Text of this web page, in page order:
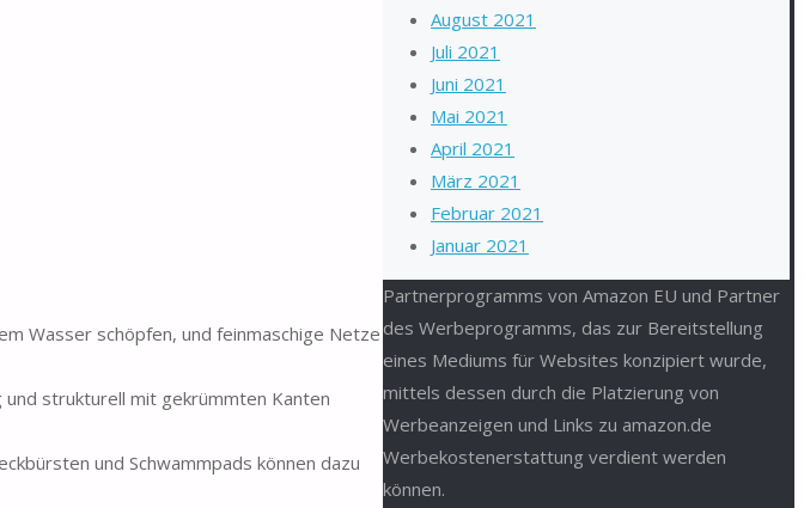
Wasser schöpfen, und feinmaschige Netze
strukturell mit gekrümmten Kanten
und Schwammpads können dazu
August 2021
Juli 2021
Juni 2021
Mai 2021
April 2021
März 2021
Februar 2021
Januar 2021
Partnerprogramms von Amazon EU und Partner
des Werbeprogramms, das zur Bereitstellung
eines Mediums für Websites konzipiert wurde,
mittels dessen durch die Platzierung von
Werbeanzeigen und Links zu amazon.de
Werbekostenerstattung verdient werden
können.